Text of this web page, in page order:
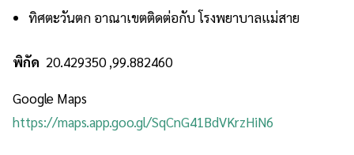
ทิศตะวันตก อาณาเขตติดต่อกับ โรงพยาบาลแม่สาย
พิกัด 20.429350 ,99.882460
Google Maps
https://maps.app.goo.gl/SqCnG41BdVKrzHiN6